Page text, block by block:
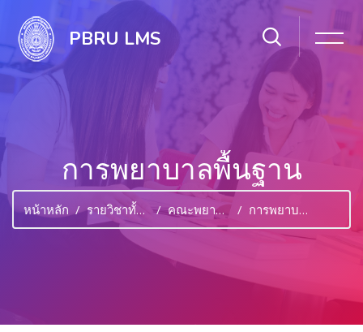
PBRU LMS
การพยาบาลพื้นฐาน
หน้าหลัก รายวิชาทั้งหมด คณะพยาบาลศาสตร์และวิทยาการสุขภาพ การพยาบาลพื้นฐาน